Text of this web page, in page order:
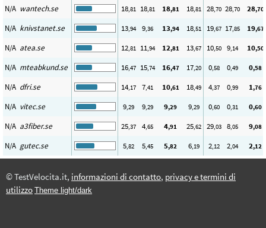
N/A wantech.se 18,81 18,81 18,81 18,81 28,70 28,70 28,70
N/A knivstanet.se 13,94 9,36 13,94 18,51 19,67 17,85 19,67
N/A atea.se 12,81 11,94 12,81 13,67 10,50 9,14 10,50
N/A mteabkund.se 16,47 15,74 16,47 17,20 0,58 0,49 0,58
N/A dfri.se 14,17 7,41 10,61 18,49 4,37 0,99 1,76
N/A vitec.se 9,29 9,29 9,29 9,29 0,60 0,31 0,60
N/A a3fiber.se 25,37 4,65 4,91 25,62 29,03 8,05 9,08
N/A gutec.se 5,82 5,45 5,82 6,19 2,12 2,04 2,12
© TestVelocita.it, informazioni di contatto, privacy e termini di
utilizzo Theme light/dark